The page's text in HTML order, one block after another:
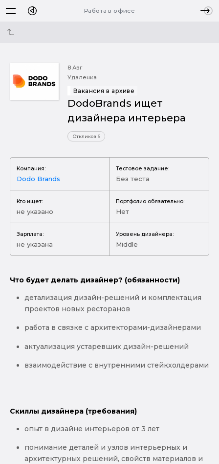
Работа в офисе
8 Авг
Удаленка
Вакансия в архиве
DodoBrands ищет
дизайнера интерьера
Откликов 6
Компания:
Dodo Brands
Тестовое задание:
Без теста
Кто ищет:
не указано
Портфолио обязательно:
Нет
Зарплата:
не указана
Уровень дизайнера:
Middle
Что будет делать дизайнер? (обязанности)
детализация дизайн-решений и комплектация
проектов новых ресторанов
работа в связке с архитекторами-дизайнерами
актуализация устаревших дизайн-решений
взаимодействие с внутренними стейкхолдерами
Скиллы дизайнера (требования)
опыт в дизайне интерьеров от 3 лет
понимание деталей и узлов интерьерных и
архитектурных решений, свойств материалов и